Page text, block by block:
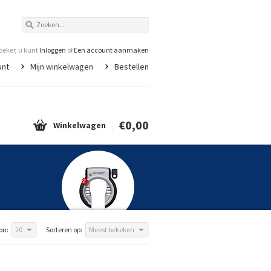
u kunt Inloggen ofEen account aanmaken
Mijn winkelwagen Bestellen
Winkelwagen €0,00
Sorteren op: Meest bekeken
20